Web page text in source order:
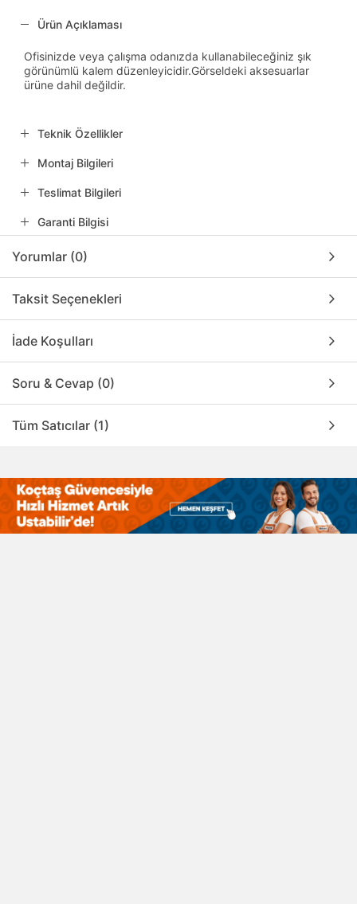
Ürün Açıklaması
Ofisinizde veya çalışma odanızda kullanabileceğiniz şık
görünümlü kalem düzenleyicidir.Görseldeki aksesuarlar
ürüne dahil değildir.
Teknik Özellikler
Montaj Bilgileri
Teslimat Bilgileri
Garanti Bilgisi
Yorumlar (0)
Taksit Seçenekleri
İade Koşulları
Soru & Cevap (0)
Tüm Satıcılar (1)